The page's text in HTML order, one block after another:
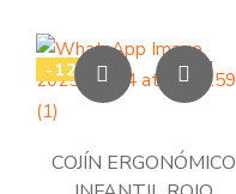
-12%
COJÍN ERGONÓMICO